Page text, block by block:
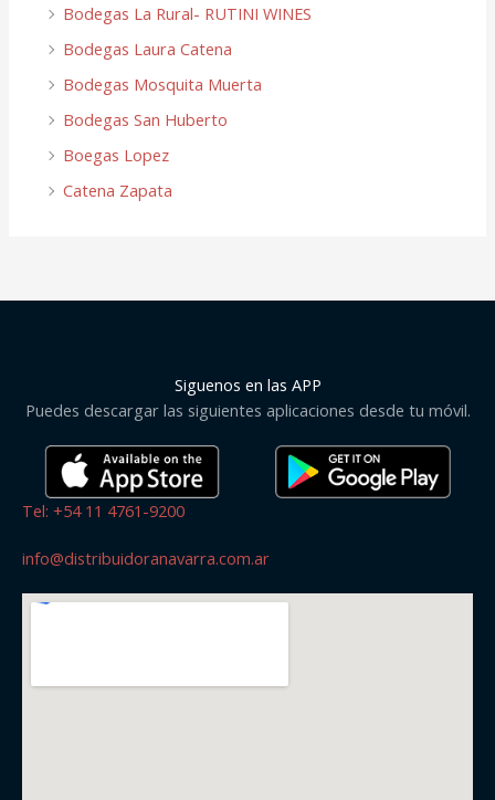
Bodegas La Rural- RUTINI WINES
Bodegas Laura Catena
Bodegas Mosquita Muerta
Bodegas San Huberto
Boegas Lopez
Catena Zapata
Siguenos en las APP
Puedes descargar las siguientes aplicaciones desde tu móvil.
Tel: +54 11 4761-9200
info@distribuidoranavarra.com.ar